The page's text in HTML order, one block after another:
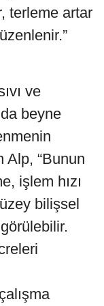
terleme artar
ve
beyne
Alp, “Bunun
işlem hızı
bilişsel